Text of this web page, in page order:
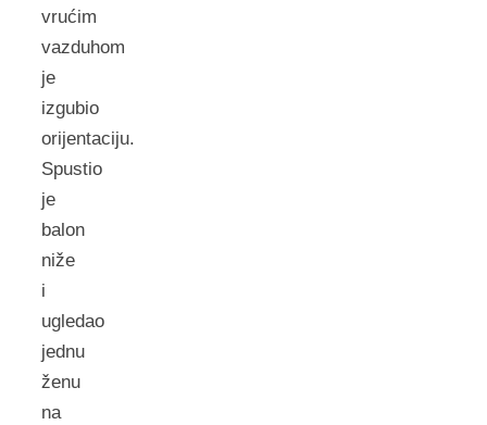
vrućim
vazduhom
je
izgubio
orijentaciju.
Spustio
je
balon
niže
i
ugledao
jednu
ženu
na